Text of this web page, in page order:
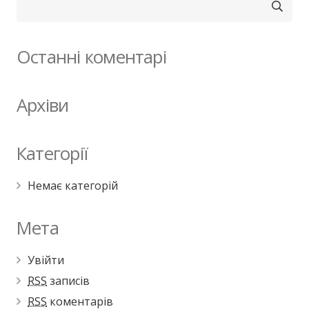
Останні коментарі
Архіви
Категорії
Немає категорій
Мета
Увійти
RSS записів
RSS коментарів